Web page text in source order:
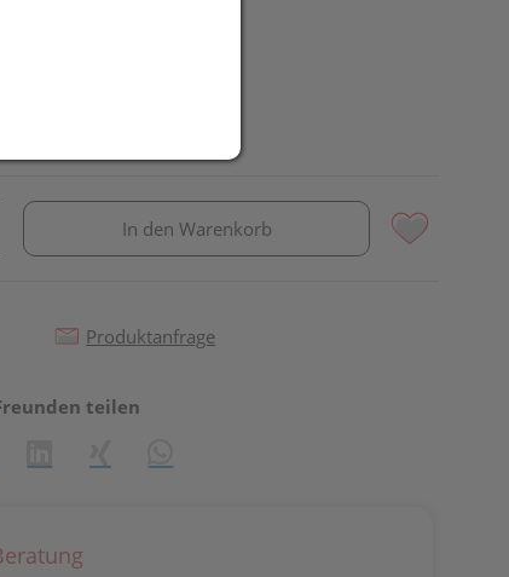
In den Warenkorb
Produktanfrage
teilen